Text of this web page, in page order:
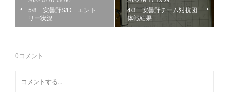
5/8 安曇野S/D エント
リー状況
4/3 安曇野チーム対抗団
体戦結果
0コメント